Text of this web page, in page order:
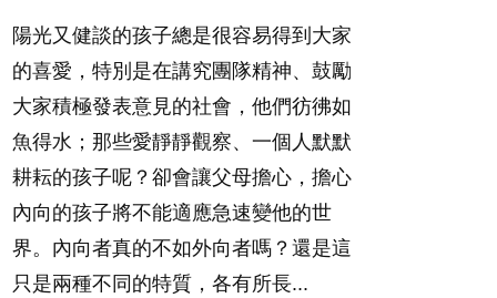
陽光又健談的孩子總是很容易得到大家
的喜愛，特別是在講究團隊精神、鼓勵
大家積極發表意見的社會，他們彷彿如
魚得水；那些愛靜靜觀察、一個人默默
耕耘的孩子呢？卻會讓父母擔心，擔心
內向的孩子將不能適應急速變他的世
界。內向者真的不如外向者嗎？還是這
只是兩種不同的特質，各有所長...
有人話學多種語言越早開始越好，有人
卻說一時間太多語言，會令孩子感到混
淆，到底誰是誰非？聽聽專家怎樣說，
解開語言學習的迷思～...
你是不是也曾經以為只要跟相愛的人結
婚，就自然能走到白頭，但生了孩子卻
發現事情不如你所料？ 經營婚姻，不
如我們想像的簡單，卻也不是大家說得
那麼難。一起來認識婚姻的真相！...
很多父母都希望孩子係個「叻仔叻
女」，學業別太差，日常自理井井有
條。這樣的孩子是萬中無一，還是魚與
熊掌，不能兼得？...
照顧孩子衣食住行、陪同兒女應對功課
測驗，還要陪玩製造親子時間，尚要處
理家中雜項要務……當父母的，有千百
個任務要做。可惜，有一樣重要至極
的，總被遺漏——關注自己的情緒和心
理健康。...